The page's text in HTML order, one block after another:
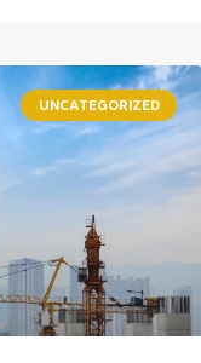
UNCATEGORIZED